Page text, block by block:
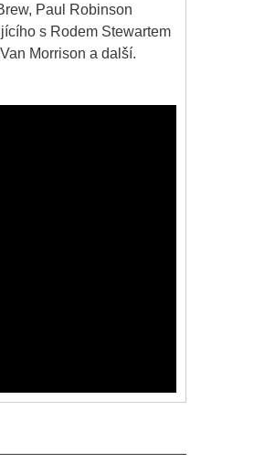
Paul Robinson
s Rodem Stewartem
Morrison a další.